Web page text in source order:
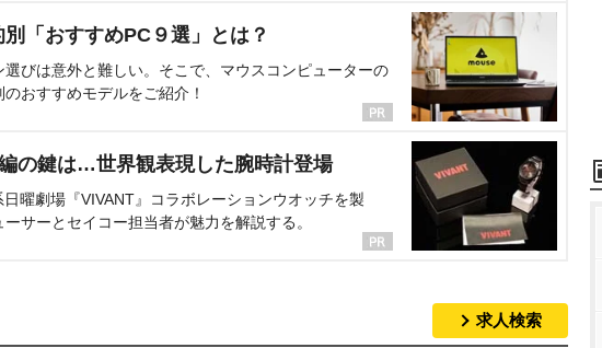
「おすすめPC９選」とは？
選びは意外と難しい。そこで、マウスコンピューターの
おすすめモデルをご紹介！
編の鍵は…世界観表現した腕時計登場
曜劇場『VIVANT』コラボレーションウオッチを製
サーとセイコー担当者が魅力を解説する。
求人検索